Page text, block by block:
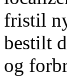
fristil
bestilt
og